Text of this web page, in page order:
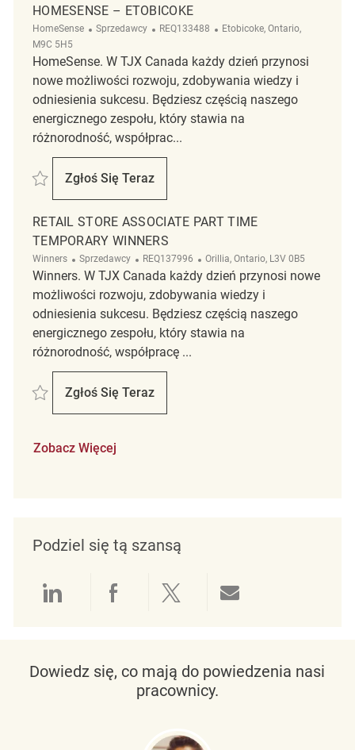
HOMESENSE – ETOBICOKE
HomeSense Kategoria
Sprzedawcy ReqId
REQ133488 Lokalizacja
Etobicoke, Ontario,
M9C 5H5
HomeSense. W TJX Canada każdy dzień przynosi
nowe możliwości rozwoju, zdobywania wiedzy i
odniesienia sukcesu. Będziesz częścią naszego
energicznego zespołu, który stawia na
różnorodność, współprac...
Zapisać Retail Store Associate Part Time HomeSense – Etobicoke
Zgłoś Się Teraz
Retail Store Associate Part Time
RETAIL STORE ASSOCIATE PART TIME
TEMPORARY WINNERS
Winners Kategoria
Sprzedawcy ReqId
REQ137996 Lokalizacja
Orillia, Ontario, L3V 0B5
Winners. W TJX Canada każdy dzień przynosi nowe
możliwości rozwoju, zdobywania wiedzy i
odniesienia sukcesu. Będziesz częścią naszego
energicznego zespołu, który stawia na
różnorodność, współpracę ...
Zapisać Retail Store Associate Part Time Temporary Winners
Zgłoś Się Teraz
Retail Store Associate Part Time
Zobacz Więcej
Podziel się tą szansą
Udostępnianie przez LinkedIn
Udostępnianie przez
Udostępnij przez
Dowiedz się, co mają do powiedzenia nasi
pracownicy.